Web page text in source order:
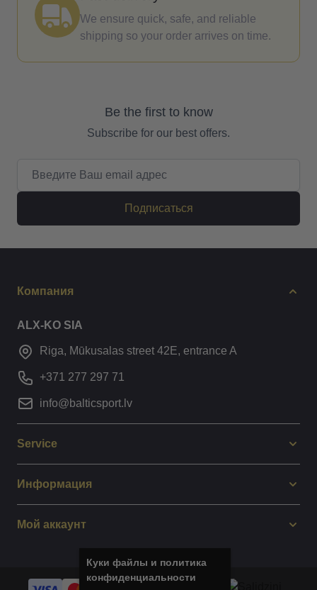
We ensure quick, safe, and reliable
shipping so your order arrives on time.
Be the first to know
Subscribe for our best offers.
Подписаться
Компания
ALX-KO SIA
Riga, Mūkusalas street 42E, entrance A
+371 277 297 71
info@balticsport.lv
Service
Информация
Мой аккаунт
Куки файлы и политика
конфиденциальности